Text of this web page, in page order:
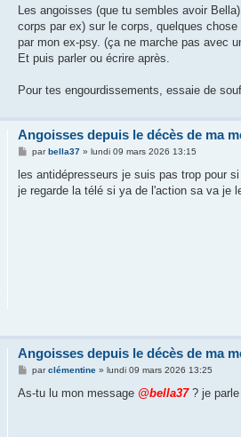
Les angoisses (que tu sembles avoir
corps par ex) sur le corps, quelques
par mon ex-psy. (ça ne marche pas avec
Et puis parler ou écrire après.
Pour tes engourdissements, essaie de
Angoisses depuis le décès de ma
M
s
a
parbella37» lundi 09 mars 2026 13:15
les antidépresseurs je suis pas trop pour
je regarde la télé si ya de l'action sa va je
Angoisses depuis le décès de ma
M
s
parclémentine» lundi 09 mars 2026 13:25
As-tu lu mon message @bella37? je parle